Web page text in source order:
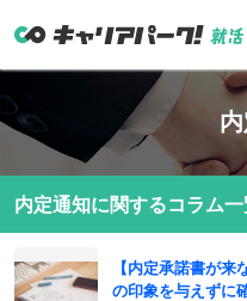
内定通知に関するコラム
【内定承諾書が
の印象を与えずに